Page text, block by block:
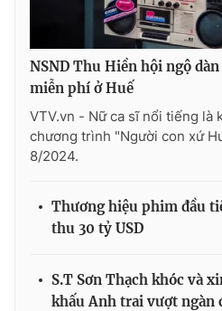
NSND Thu Hiền hội ngộ
miễn phí ở Huế
VTV.vn - Nữ ca sĩ nổi tiếng là
chương trình "Người con xứ
8/2024.
Thương hiệu phim đầu
thu 30 tỷ USD
S.T Sơn Thạch khóc và
khấu Anh trai vượt ngàn